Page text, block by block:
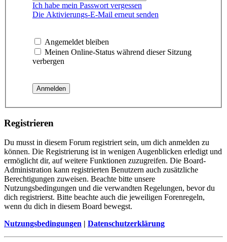
Ich habe mein Passwort vergessen
Die Aktivierungs-E-Mail erneut senden
Angemeldet bleiben
Meinen Online-Status während dieser Sitzung
verbergen
Registrieren
Du musst in diesem Forum registriert sein, um dich anmelden zu
können. Die Registrierung ist in wenigen Augenblicken erledigt und
ermöglicht dir, auf weitere Funktionen zuzugreifen. Die Board-
Administration kann registrierten Benutzern auch zusätzliche
Berechtigungen zuweisen. Beachte bitte unsere
Nutzungsbedingungen und die verwandten Regelungen, bevor du
dich registrierst. Bitte beachte auch die jeweiligen Forenregeln,
wenn du dich in diesem Board bewegst.
Nutzungsbedingungen | Datenschutzerklärung